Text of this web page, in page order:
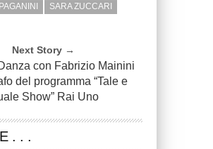
SARA ZUCCARI
Next Story →
con Fabrizio Mainini
del programma “Tale e
Show” Rai Uno